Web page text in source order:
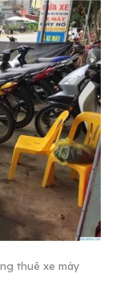
thuê xe máy